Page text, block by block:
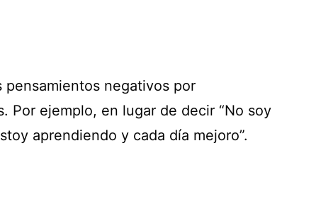
pensamientos negativos por
Por ejemplo, en lugar de decir “No soy
aprendiendo y cada día mejoro”.